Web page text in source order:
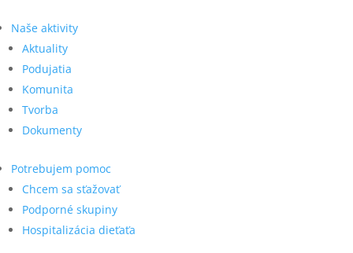
Naše aktivity
Aktuality
Podujatia
Komunita
Tvorba
Dokumenty
Potrebujem pomoc
Chcem sa sťažovať
Podporné skupiny
Hospitalizácia dieťaťa